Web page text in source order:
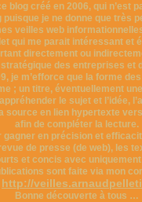
blog créé en 2006, qui n’est
puisque je ne donne que très
veilles web
qui me parait intéressant et
directement ou
stratégique des entreprises et
je m’efforce que la forme
; un titre, éventuellement
le sujet et l’idée,
source en lien hypertexte
afin de compléter la lecture.
gagner en précision et
revue de presse (de web), les
et concis avec uniquement
sont faite via mon
http://
Bonne découverte à tous …